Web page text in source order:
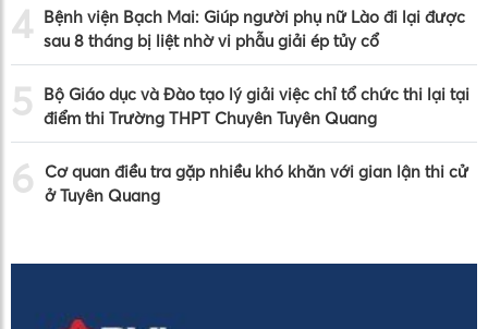
4 Bệnh viện Bạch Mai: Giúp người phụ nữ Lào đi lại được
sau 8 tháng bị liệt nhờ vi phẫu giải ép tủy cổ
5
Bộ Giáo dục và Đào tạo lý giải việc chỉ tổ chức thi lại tại
điểm thi Trường THPT Chuyên Tuyên Quang
6
Cơ quan điều tra gặp nhiều khó khăn với gian lận thi cử
ở Tuyên Quang